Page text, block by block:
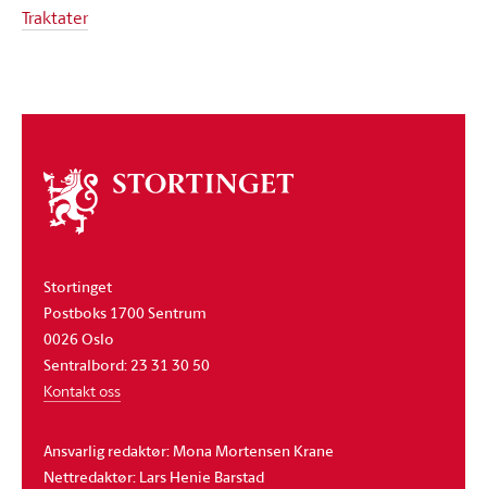
Traktater
Om
stortinget
Stortinget
Postboks 1700 Sentrum
0026 Oslo
Sentralbord: 23 31 30 50
Kontakt oss
Ansvarlig redaktør: Mona Mortensen Krane
Nettredaktør: Lars Henie Barstad